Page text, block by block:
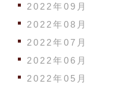
2022年09月
2022年08月
2022年07月
2022年06月
2022年05月